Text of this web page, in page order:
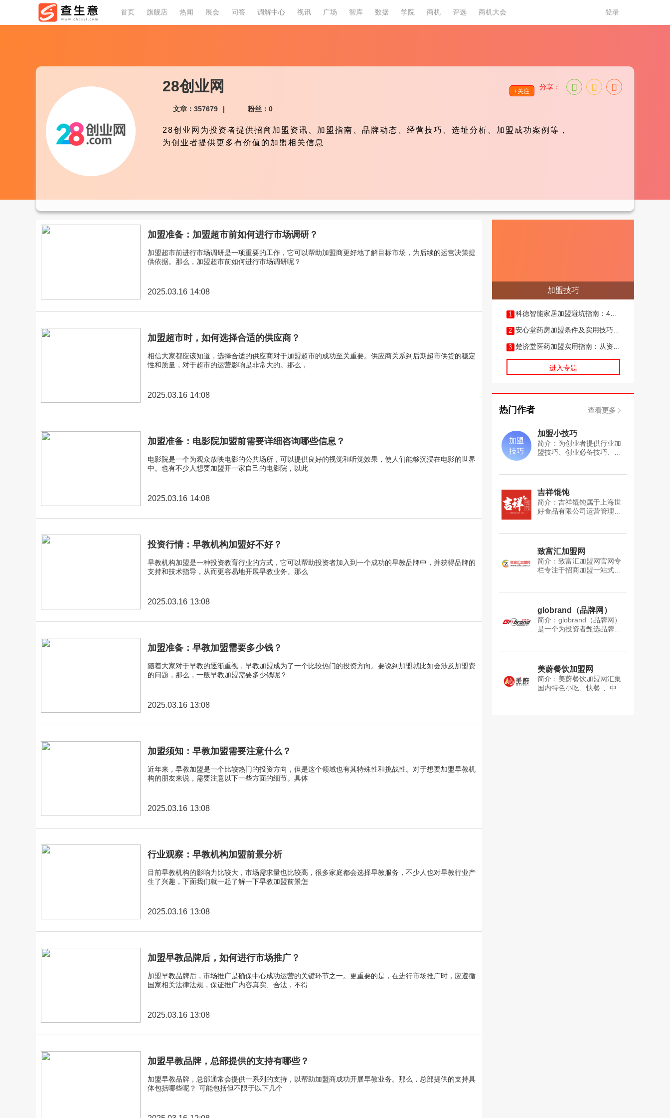
首页 旗舰店 热闻 展会 问答 调解中心 视讯 广场 智库 数据 学院 商机 评选 商机大会 登录
28创业网 +关注
分享：
文章：357679 | 粉丝：0
28创业网为投资者提供招商加盟资讯、加盟指南、品牌动态、经营技巧、选址分析、加盟成功案例等，
为创业者提供更多有价值的加盟相关信息
加盟准备：加盟超市前如何进行市场调研？
加盟超市前进行市场调研是一项重要的工作，它可以帮助加盟商更好地了解目标市场，为后续的运营决策提
供依据。那么，加盟超市前如何进行市场调研呢？
2025.03.16 14:08
加盟超市时，如何选择合适的供应商？
相信大家都应该知道，选择合适的供应商对于加盟超市的成功至关重要。供应商关系到后期超市供货的稳定
性和质量，对于超市的运营影响是非常大的。那么，
2025.03.16 14:08
加盟准备：电影院加盟前需要详细咨询哪些信息？
电影院是一个为观众放映电影的公共场所，可以提供良好的视觉和听觉效果，使人们能够沉浸在电影的世界
中。也有不少人想要加盟开一家自己的电影院，以此
2025.03.16 14:08
投资行情：早教机构加盟好不好？
早教机构加盟是一种投资教育行业的方式，它可以帮助投资者加入到一个成功的早教品牌中，并获得品牌的
支持和技术指导，从而更容易地开展早教业务。那么
2025.03.16 13:08
加盟准备：早教加盟需要多少钱？
随着大家对于早教的逐渐重视，早教加盟成为了一个比较热门的投资方向。要说到加盟就比如会涉及加盟费
的问题，那么，一般早教加盟需要多少钱呢？
2025.03.16 13:08
加盟须知：早教加盟需要注意什么？
近年来，早教加盟是一个比较热门的投资方向，但是这个领域也有其特殊性和挑战性。对于想要加盟早教机
构的朋友来说，需要注意以下一些方面的细节。具体
2025.03.16 13:08
行业观察：早教机构加盟前景分析
目前早教机构的影响力比较大，市场需求量也比较高，很多家庭都会选择早教服务，不少人也对早教行业产
生了兴趣，下面我们就一起了解一下早教加盟前景怎
2025.03.16 13:08
加盟早教品牌后，如何进行市场推广？
加盟早教品牌后，市场推广是确保中心成功运营的关键环节之一。更重要的是，在进行市场推广时，应遵循
国家相关法律法规，保证推广内容真实、合法，不得
2025.03.16 13:08
加盟早教品牌，总部提供的支持有哪些？
加盟早教品牌，总部通常会提供一系列的支持，以帮助加盟商成功开展早教业务。那么，总部提供的支持具
体包括哪些呢？ 可能包括但不限于以下几个
加盟技巧
1 科德智能家居加盟避坑指南：4步
2 安心堂药房加盟条件及实用技巧全
3 楚济堂医药加盟实用指南：从资质
进入专题
热门作者 查看更多
加盟小技巧
简介：为创业者提供行业加
盟技巧、创业必备技巧、开
吉祥馄饨
简介：吉祥馄饨属于上海世
好食品有限公司运营管理，
包括吉祥馄饨面加盟、吉祥
馄饨加盟费、吉祥馄饨加盟
条件等加盟资讯,关注吉祥馄
饨专栏全面了解吉祥馄饨餐
迎各位投资者关注吉祥馄饨
致富汇加盟网
简介：致富汇加盟网官网专
栏专注于招商加盟一站式综
加盟排行榜、加盟项目提供
联系方式、加盟项目费用等
加盟信息,致富汇加盟网为创
业者提供优质的加盟创业项
汇加盟网品牌专栏。
globrand（品牌网）
简介：globrand（品牌网）
是一个为投资者甄选品牌加
行榜等十几个大类的品牌加
盟信息,globrand（品牌网）
致力于为企业提供品牌推广
服务,欢迎各位投资者关注
栏。
美蔚餐饮加盟网
简介：美蔚餐饮加盟网汇集
国内特色小吃、快餐 、中